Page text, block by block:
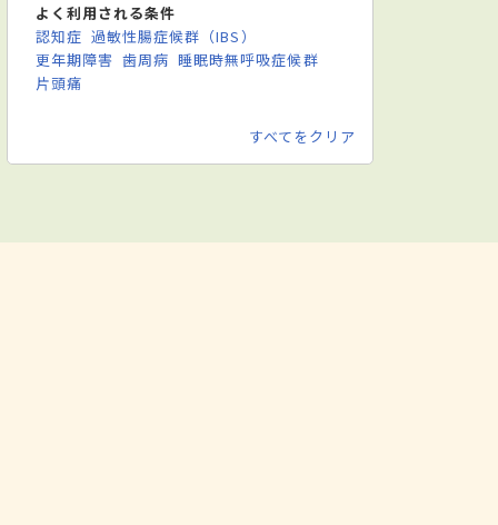
よく利用される条件
認知症 過敏性腸症候群（IBS）
更年期障害 歯周病 睡眠時無呼吸症候群
片頭痛
すべてをクリア